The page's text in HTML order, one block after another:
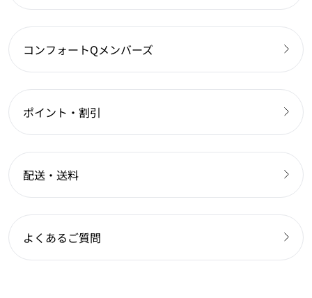
コンフォートQメンバーズ
ポイント・割引
配送・送料
よくあるご質問